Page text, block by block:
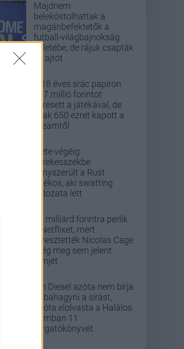
Majdnem
belekóstolhattak a
magánbefektetők a
futball-világbajnokság
üzletébe, de rájuk csapták
az ajtót
A 18 éves srác papíron
437 millió forintot
keresett a játékával, de
csak 650 ezret kapott a
Steamtől
Élete végéig
kerekesszékbe
kényszerült a Rust
játékos, aki swatting
áldozata lett
33 milliárd forintra perlik
a Netflixet, mert
elvesztették Nicolas Cage
még meg sem jelent
filmjét
Vin Diesel azóta nem bírja
abbahagyni a sírást,
mióta elolvasta a Halálos
iramban 11
forgatókönyvét